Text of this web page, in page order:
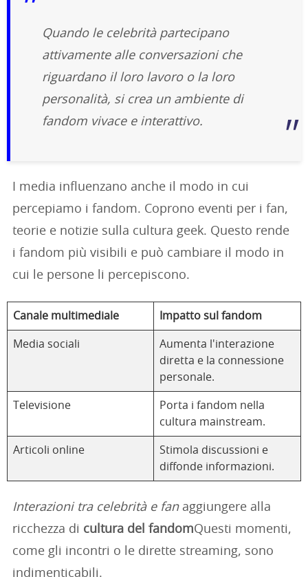
Quando le celebrità partecipano
attivamente alle conversazioni che
riguardano il loro lavoro o la loro
personalità, si crea un ambiente di
fandom vivace e interattivo.
I media influenzano anche il modo in cui
percepiamo i fandom. Coprono eventi per i fan,
teorie e notizie sulla cultura geek. Questo rende
i fandom più visibili e può cambiare il modo in
cui le persone li percepiscono.
Canale multimediale Impatto sul fandom
Media sociali
Aumenta l'interazione
diretta e la connessione
personale.
Televisione
Porta i fandom nella
cultura mainstream.
Articoli online
Stimola discussioni e
diffonde informazioni.
Interazioni tra celebrità e fanaggiungere alla
ricchezza di cultura del fandomQuesti momenti,
come gli incontri o le dirette streaming, sono
indimenticabili.